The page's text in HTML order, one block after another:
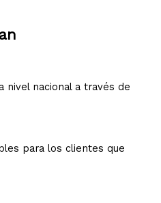
nivel nacional a través de
para los clientes que